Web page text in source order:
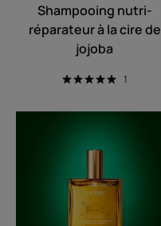
Shampooing nutri-
réparateur à la cire de
jojoba
1
sublimatrice
cheveux
et
corps